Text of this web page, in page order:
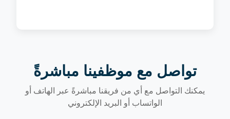
تواصل مع موظفينا مباشرةً
يمكنك التواصل مع أي من فريقنا مباشرةً عبر الهاتف أو
الواتساب أو البريد الإلكتروني